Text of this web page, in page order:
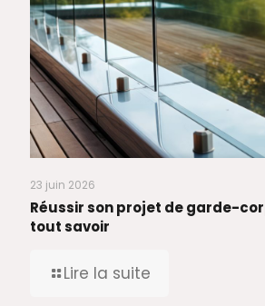
23 juin 2026
Réussir son projet de garde-
tout savoir
Lire la suite